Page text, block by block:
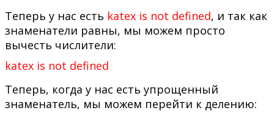
Теперь у нас есть katex is not defined, и так как
знаменатели равны, мы можем просто
вычесть числители:
katex is not defined
Теперь, когда у нас есть упрощенный
знаменатель, мы можем перейти к делению: